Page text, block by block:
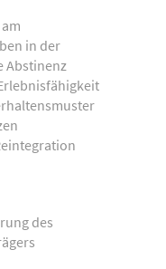
in der
Abstinenz
des